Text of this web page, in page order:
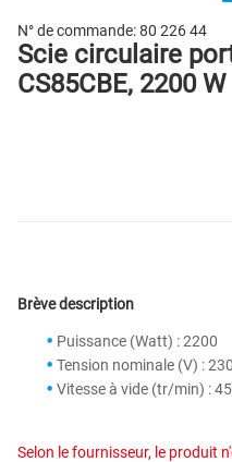
N° de commande:80 226 44
Scie circulaire
CS85CBE, 2200 W
Brève description
Puissance (Watt) : 2200
Tension nominale (V) : 230
Vitesse à vide (tr/min) :
Selon le fournisseur, le produit